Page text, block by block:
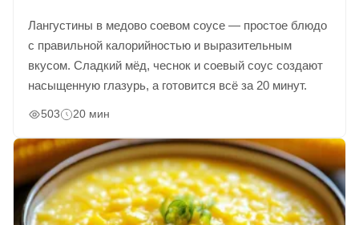
Лангустины в медово соевом соусе — простое блюдо
с правильной калорийностью и выразительным
вкусом. Сладкий мёд, чеснок и соевый соус создают
насыщенную глазурь, а готовится всё за 20 минут.
503 20 мин